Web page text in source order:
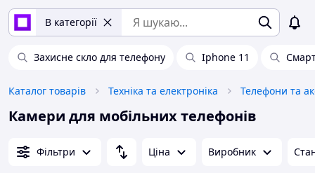
В категорії
Захисне скло для телефону Iphone 11
Каталог товарів Техніка та електроніка Телефони та
Камери для мобільних телефонів
Фільтри Ціна Виробник